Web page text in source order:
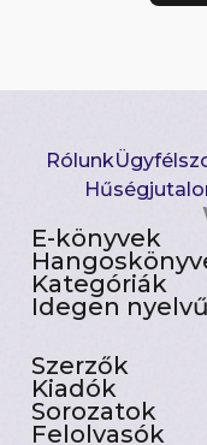
Rólunk
E-könyvek
Kategóriák
Idegen nyelvű
Szerzők
Kiadók
Sorozatok
Felolvasók